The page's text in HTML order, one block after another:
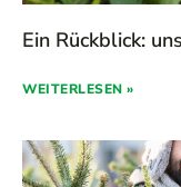
Ein Rückblick:
WEITERLESEN »